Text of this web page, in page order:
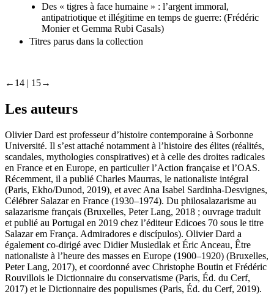
Des « tigres à face humaine » : l’argent immoral,
antipatriotique et illégitime en temps de guerre: (Frédéric
Monier et Gemma Rubi Casals)
Titres parus dans la collection
←14 | 15→
Les auteurs
Olivier Dard est professeur d’histoire contemporaine à Sorbonne
Université. Il s’est attaché notamment à l’histoire des élites (réalités,
scandales, mythologies conspiratives) et à celle des droites radicales
en France et en Europe, en particulier l’Action française et l’OAS.
Récemment, il a publié Charles Maurras, le nationaliste intégral
(Paris, Ekho/Dunod, 2019), et avec Ana Isabel Sardinha-Desvignes,
Célébrer Salazar en France (1930–1974). Du philosalazarisme au
salazarisme français (Bruxelles, Peter Lang, 2018 ; ouvrage traduit
et publié au Portugal en 2019 chez l’éditeur Edicoes 70 sous le titre
Salazar em França. Admiradores e discípulos). Olivier Dard a
également co-dirigé avec Didier Musiedlak et Éric Anceau, Être
nationaliste à l’heure des masses en Europe (1900–1920) (Bruxelles,
Peter Lang, 2017), et coordonné avec Christophe Boutin et Frédéric
Rouvillois le Dictionnaire du conservatisme (Paris, Éd. du Cerf,
2017) et le Dictionnaire des populismes (Paris, Éd. du Cerf, 2019).